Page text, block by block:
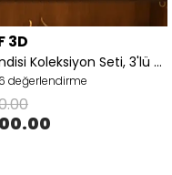
3D
Yüzüklerin Efendisi Koleksiyon Seti, 3'lü Set(Argonath Heykelleri, Nazgul, Gandalf)
6 değerlendirme